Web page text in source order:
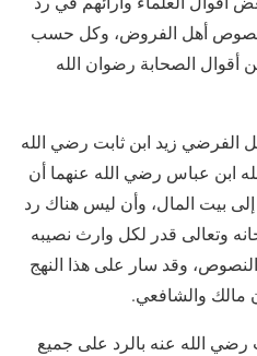
خصوص أهل الفروض، وكل حسب
أقوال الصحابة رضوان الله
الفرضي زيد ابن ثابت رضي الله
ابن عباس رضي الله عنهما أن
بيت المال، وأن ليس هناك رد
وتعالى قدر لكل وارث نصيبه
النصوص، وقد سار على هذا النهج
مالك والشافعي.
رضي الله عنه بالرد على جميع